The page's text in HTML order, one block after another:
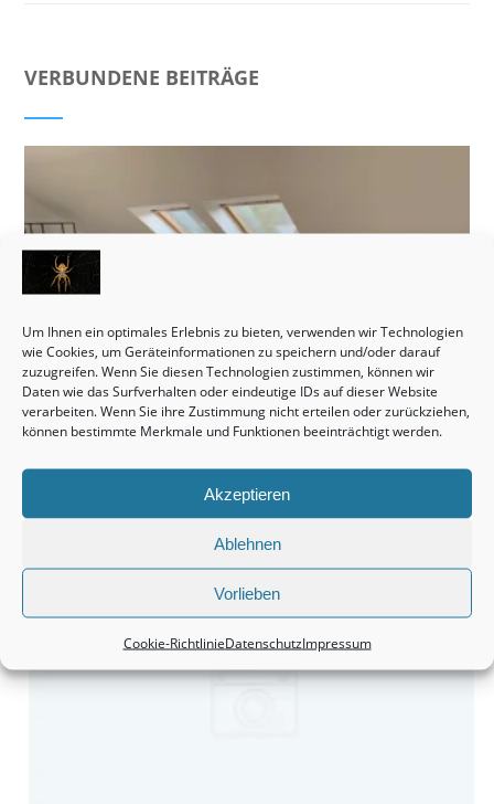
Um Ihnen ein optimales Erlebnis zu bieten, verwenden wir Technologien
wie Cookies, um Geräteinformationen zu speichern und/oder darauf
zuzugreifen. Wenn Sie diesen Technologien zustimmen, können wir
Daten wie das Surfverhalten oder eindeutige IDs auf dieser Website
verarbeiten. Wenn Sie ihre Zustimmung nicht erteilen oder zurückziehen,
können bestimmte Merkmale und Funktionen beeinträchtigt werden.
Akzeptieren
Ablehnen
Vorlieben
Cookie-RichtlinieDatenschutzImpressum
VERBUNDENE BEITRÄGE
Monteurzimmer Hannover: Schnell die passende Unterkunft
finden.